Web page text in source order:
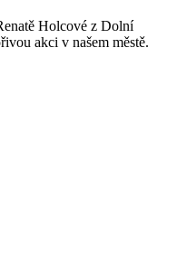
Holcové z Dolní
akci v našem městě.